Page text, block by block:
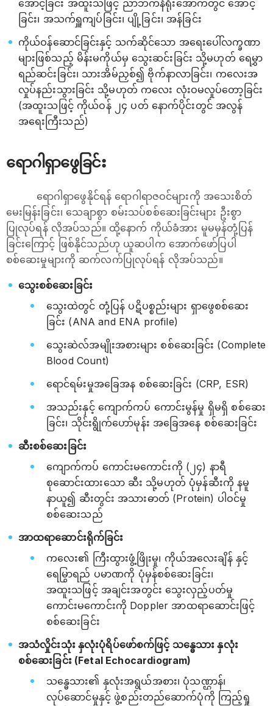
အောင့်ခြင်း အထူးသဖြင့် ညာဘက်နံရိုးအောက်တွင် အောင့်
ခြင်း၊ အသက်ရှူကျပ်ခြင်း၊ ပျို့ခြင်း၊ အန်ခြင်း
ကိုယ်ဝန်ဆောင်ခြင်းနှင့် သက်ဆိုင်သော အရေးပေါ်လက္ခဏာ
များဖြစ်သည့် မိန်းမကိုယ်မှ သွေးဆင်းခြင်း သို့မဟုတ် ရေမွှာ
ရည်ဆင်းခြင်း၊ သားအိမ်ညှစ်၍ ဗိုက်နာလာခြင်း၊ ကလေးအ
လှုပ်နည်းသွားခြင်း သို့မဟုတ် ကလေး လုံးဝမလှုပ်တော့ခြင်း
(အထူးသဖြင့် ကိုယ်ဝန် ၂၄ ပတ် နောက်ပိုင်းတွင် အလွန်
အရေးကြီးသည်)
ရောဂါရှာဖွေခြင်း
ရောဂါရှာဖွေနိုင်ရန် ရောဂါရာဇဝင်များကို အသေးစိတ်
မေးမြန်းခြင်း၊ သေချာစွာ စမ်းသပ်စစ်ဆေးခြင်းများ ဦးစွာ
ပြုလုပ်ရန် လိုအပ်သည်။ ထို့နောက် ကိုယ်ခံအား မူမမှန်တုံ့ပြန်
ခြင်းကြောင့် ဖြစ်နိုင်သည်ဟု ယူဆပါက အောက်ဖော်ပြပါ
စစ်ဆေးမှုများကို ဆက်လက်ပြုလုပ်ရန် လိုအပ်သည်။
သွေးစစ်ဆေးခြင်း
သွေးထဲတွင် တုံ့ပြန် ပဋိပစ္စည်းများ ရှာဖွေစစ်ဆေး
ခြင်း (ANA and ENA profile)
သွေးဆဲလ်အမျိုးအစားများ စစ်ဆေးခြင်း (Complete
Blood Count)
ရောင်ရမ်းမှုအခြေအန စစ်ဆေးခြင်း (CRP, ESR)
အသည်းနှင့် ကျောက်ကပ် ကောင်းမွန်မှု ရှိမရှိ စစ်ဆေး
ခြင်း၊ သိုင်းရွိုက်‌ဟော်မုန်း အခြေအနေ စစ်ဆေးခြင်း
ဆီးစစ်ဆေးခြင်း
ကျောက်ကပ် ကောင်းမကောင်းကို (၂၄) နာရီ
စုဆောင်းထားသော ဆီး သို့မဟုတ် ပုံမှန်ဆီးကို နမူ
နာယူ၍ ဆီးတွင်း အသားဓာတ် (Protein) ပါဝင်မှု
စစ်ဆေးသည်
အာထရာဆောင်းရိုက်ခြင်း
ကလေး၏ ကြီးထွားဖွံ့ဖြိုးမှု၊ ကိုယ်အလေးချိန် နှင့်
ရေမြွာရည် ပမာဏကို ပုံမှန်စစ်ဆေးခြင်း၊
အထူးသဖြင့် အချင်းအတွင်း သွေးလှည့်ပတ်မှု
ကောင်းမကောင်းကို Doppler အာထရာဆောင်းဖြင့်
စစ်ဆေးခြင်း
အသံလှိုင်းသုံး နှလုံးပုံရိပ်ဖော်စက်ဖြင့် သန္ဓေသား နှလုံး
စစ်ဆေးခြင်း (Fetal Echocardiogram)
သန္ဓေသား၏ နှလုံးအရွယ်အစား၊ ပုံသဏ္ဌာန်၊
လုပ်ဆောင်မှုနှင့် ဖွဲ့စည်းတည်ဆောက်ပုံကို ကြည့်ရှု